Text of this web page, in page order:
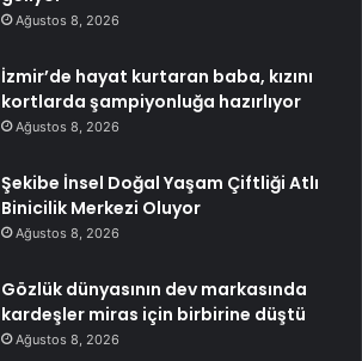
Ağustos 8, 2026
İzmir’de hayat kurtaran baba, kızını
kortlarda şampiyonluğa hazırlıyor
Ağustos 8, 2026
Şekibe İnsel Doğal Yaşam Çiftliği Atlı
Binicilik Merkezi Oluyor
Ağustos 8, 2026
Gözlük dünyasının dev markasında
kardeşler miras için birbirine düştü
Ağustos 8, 2026